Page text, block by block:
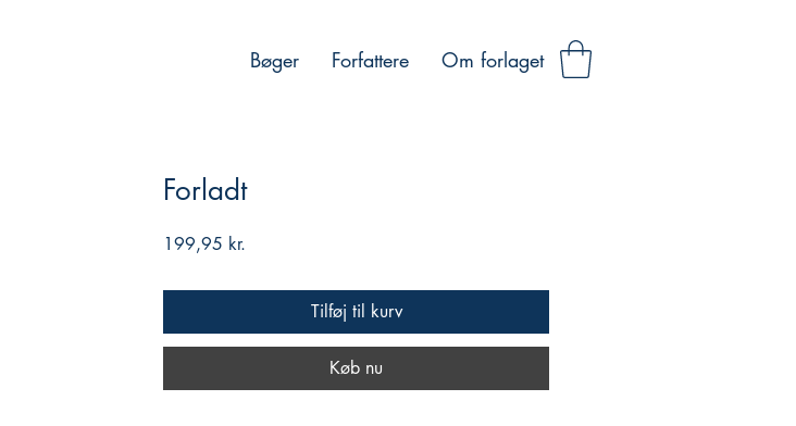
Bøger Forfattere Om forlaget
Forladt
199,95 kr.
Tilføj til kurv
Køb nu